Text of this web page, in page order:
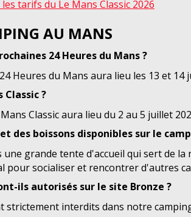
tarifs du Le Mans Classic 2026
AU MANS
24 Heures du Mans ?
Heures du Mans aura lieu les 13 et 14
Classic ?
Classic aura lieu du 2 au 5 juillet
des boissons disponibles sur le
une grande tente d'accueil qui sert de
pour socialiser et rencontrer d'autres
ils autorisés sur le site Bronze ?
strictement interdits dans notre